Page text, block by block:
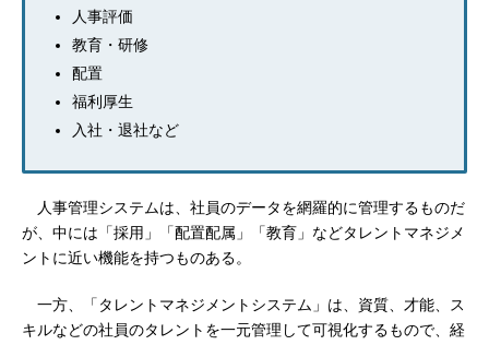
人事評価
教育・研修
配置
福利厚生
入社・退社など
人事管理システムは、社員のデータを網羅的に管理するものだ
が、中には「採用」「配置配属」「教育」などタレントマネジメ
ントに近い機能を持つものある。
一方、「タレントマネジメントシステム」は、資質、才能、ス
キルなどの社員のタレントを一元管理して可視化するもので、経